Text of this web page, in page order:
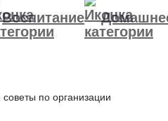
Воспитание
по организации